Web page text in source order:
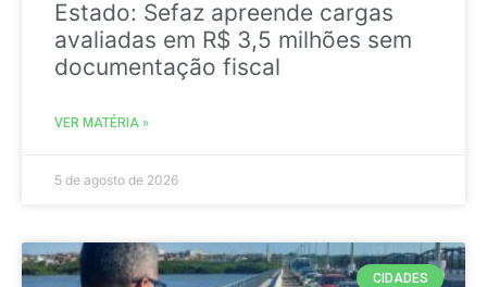
Estado: Sefaz apreende cargas
avaliadas em R$ 3,5 milhões sem
documentação fiscal
VER MATÉRIA »
5 de agosto de 2026
CIDADES